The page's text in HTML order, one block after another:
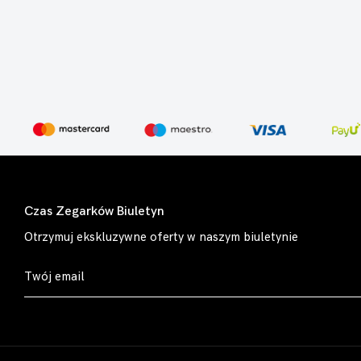
Czas Zegarków Biuletyn
Otrzymuj ekskluzywne oferty w naszym biuletynie